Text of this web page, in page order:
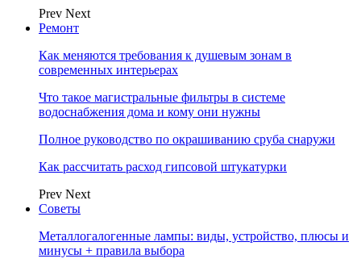
Prev Next
Ремонт
Как меняются требования к душевым зонам в
современных интерьерах
Что такое магистральные фильтры в системе
водоснабжения дома и кому они нужны
Полное руководство по окрашиванию сруба снаружи
Как рассчитать расход гипсовой штукатурки
Prev Next
Советы
Металлогалогенные лампы: виды, устройство, плюсы и
минусы + правила выбора